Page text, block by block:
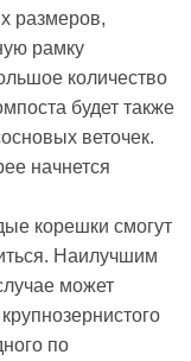
размеров,
рамку
количество
будет также
веточек.
начнется
корешки смогут
Наилучшим
может
по